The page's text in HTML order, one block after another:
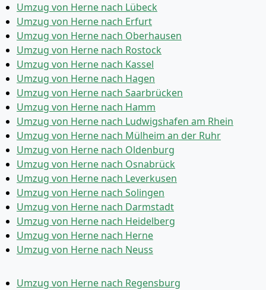
Umzug von Herne nach Lübeck
Umzug von Herne nach Erfurt
Umzug von Herne nach Oberhausen
Umzug von Herne nach Rostock
Umzug von Herne nach Kassel
Umzug von Herne nach Hagen
Umzug von Herne nach Saarbrücken
Umzug von Herne nach Hamm
Umzug von Herne nach Ludwigshafen am Rhein
Umzug von Herne nach Mülheim an der Ruhr
Umzug von Herne nach Oldenburg
Umzug von Herne nach Osnabrück
Umzug von Herne nach Leverkusen
Umzug von Herne nach Solingen
Umzug von Herne nach Darmstadt
Umzug von Herne nach Heidelberg
Umzug von Herne nach Herne
Umzug von Herne nach Neuss
Umzug von Herne nach Regensburg